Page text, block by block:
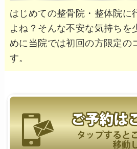
はじめての整骨院・整体院に
よね？そんな不安な気持ちを
めに当院では初回の方限定の
す。